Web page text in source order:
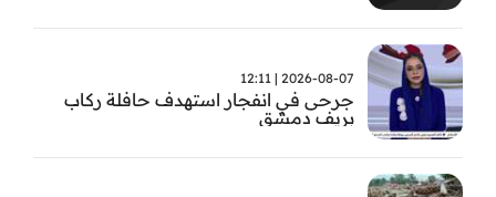
2026-08-07 | 12:11
جرحى في انفجار استهدف حافلة ركاب
بريف دمشق